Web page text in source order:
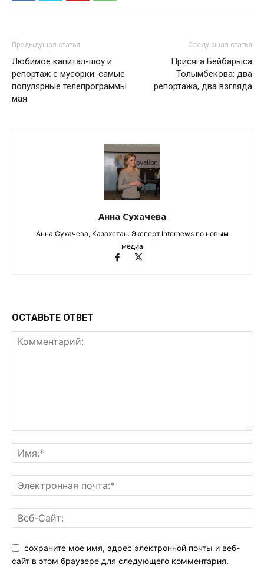
Предыдущая статья
Любимое капитал-шоу и
репортаж с мусорки: самые
популярные телепрограммы
мая
Следующая статья
Присяга Бейбарыса
Толымбекова: два
репортажа, два взгляда
Анна Сухачева
Анна Сухачева, Казахстан. Эксперт Internews по новым
медиа
ОСТАВЬТЕ ОТВЕТ
сохраните мое имя, адрес электронной почты и веб-
сайт в этом браузере для следующего комментария.